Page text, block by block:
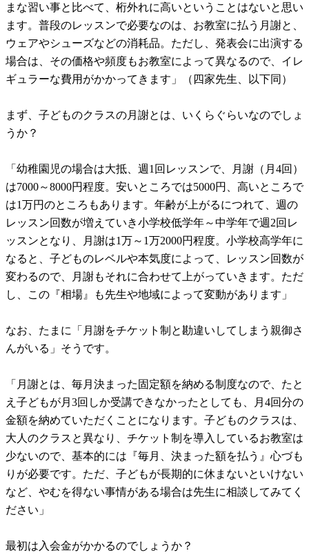
まな習い事と比べて、桁外れに高いということはないと思い
ます。普段のレッスンで必要なのは、お教室に払う月謝と、
ウェアやシューズなどの消耗品。ただし、発表会に出演する
場合は、その価格や頻度もお教室によって異なるので、イレ
ギュラーな費用がかかってきます」（四家先生、以下同）
まず、子どものクラスの月謝とは、いくらぐらいなのでしょ
うか？
「幼稚園児の場合は大抵、週1回レッスンで、月謝（月4回）
は7000～8000円程度。安いところでは5000円、高いところで
は1万円のところもあります。年齢が上がるにつれて、週の
レッスン回数が増えていき小学校低学年～中学年で週2回レ
ッスンとなり、月謝は1万～1万2000円程度。小学校高学年に
なると、子どものレベルや本気度によって、レッスン回数が
変わるので、月謝もそれに合わせて上がっていきます。ただ
し、この『相場』も先生や地域によって変動があります」
なお、たまに「月謝をチケット制と勘違いしてしまう親御さ
んがいる」そうです。
「月謝とは、毎月決まった固定額を納める制度なので、たと
え子どもが月3回しか受講できなかったとしても、月4回分の
金額を納めていただくことになります。子どものクラスは、
大人のクラスと異なり、チケット制を導入しているお教室は
少ないので、基本的には『毎月、決まった額を払う』心づも
りが必要です。ただ、子どもが長期的に休まないといけない
など、やむを得ない事情がある場合は先生に相談してみてく
ださい」
最初は入会金がかかるのでしょうか？